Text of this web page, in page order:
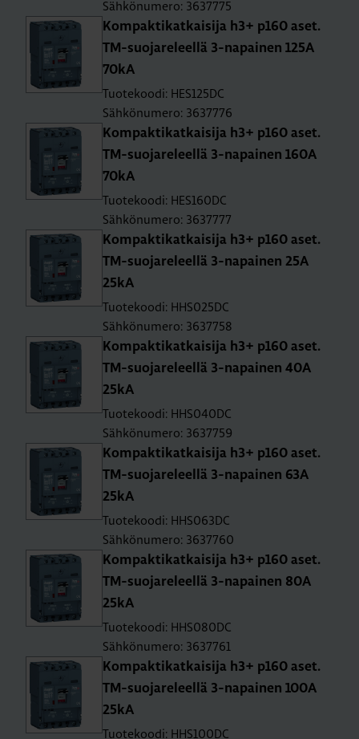
Sähkönumero: 3637775
Kom­pak­ti­kat­kai­si­ja h3+ p160 aset.
TM-suo­ja­re­leel­lä 3-na­pai­nen 125A
70kA
Tuotekoodi: HES125DC
Sähkönumero: 3637776
Kom­pak­ti­kat­kai­si­ja h3+ p160 aset.
TM-suo­ja­re­leel­lä 3-na­pai­nen 160A
70kA
Tuotekoodi: HES160DC
Sähkönumero: 3637777
Kom­pak­ti­kat­kai­si­ja h3+ p160 aset.
TM-suo­ja­re­leel­lä 3-na­pai­nen 25A
25kA
Tuotekoodi: HHS025DC
Sähkönumero: 3637758
Kom­pak­ti­kat­kai­si­ja h3+ p160 aset.
TM-suo­ja­re­leel­lä 3-na­pai­nen 40A
25kA
Tuotekoodi: HHS040DC
Sähkönumero: 3637759
Kom­pak­ti­kat­kai­si­ja h3+ p160 aset.
TM-suo­ja­re­leel­lä 3-na­pai­nen 63A
25kA
Tuotekoodi: HHS063DC
Sähkönumero: 3637760
Kom­pak­ti­kat­kai­si­ja h3+ p160 aset.
TM-suo­ja­re­leel­lä 3-na­pai­nen 80A
25kA
Tuotekoodi: HHS080DC
Sähkönumero: 3637761
Kom­pak­ti­kat­kai­si­ja h3+ p160 aset.
TM-suo­ja­re­leel­lä 3-na­pai­nen 100A
25kA
Tuotekoodi: HHS100DC